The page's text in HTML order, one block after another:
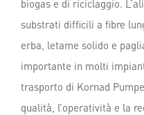
biogas e di riciclaggio.
substrati difficili a fibre
erba, letame solido e
importante in molti
trasporto di Kornad
qualità, l’operatività e la